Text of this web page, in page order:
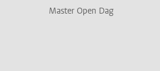
Master Open Dag